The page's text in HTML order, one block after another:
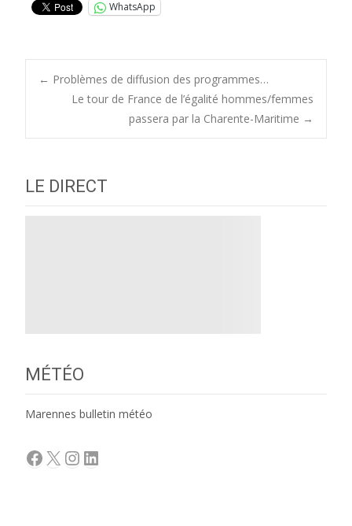
WhatsApp
Post
navigation
← Problèmes de diffusion des programmes…
Le tour de France de l’égalité hommes/femmes
passera par la Charente-Maritime →
LE DIRECT
MÉTÉO
Marennes bulletin météo
Facebook
X Instagram
LinkedIn